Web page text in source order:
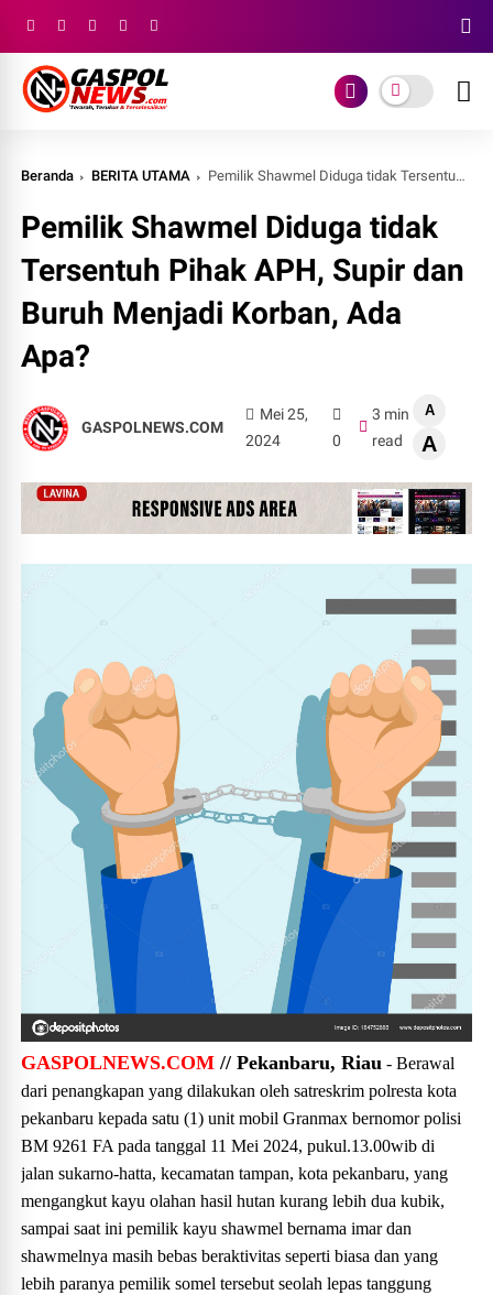
Beranda BERITA UTAMA Pemilik Shawmel Diduga tidak Tersentuh Pihak APH, Supir dan Buruh Menjadi Korban, Ada Apa?
Pemilik Shawmel Diduga tidak
Tersentuh Pihak APH, Supir dan
Buruh Menjadi Korban, Ada
Apa?
GASPOLNEWS.COM
Mei 25,
2024
0
3 min
read
A
A
GASPOLNEWS.COM // Pekanbaru, Riau - Berawal
dari penangkapan yang dilakukan oleh satreskrim polresta kota
pekanbaru kepada satu (1) unit mobil Granmax bernomor polisi
BM 9261 FA pada tanggal 11 Mei 2024, pukul.13.00wib di
jalan sukarno-hatta, kecamatan tampan, kota pekanbaru, yang
mengangkut kayu olahan hasil hutan kurang lebih dua kubik,
sampai saat ini pemilik kayu shawmel bernama imar dan
shawmelnya masih bebas beraktivitas seperti biasa dan yang
lebih paranya pemilik somel tersebut seolah lepas tanggung